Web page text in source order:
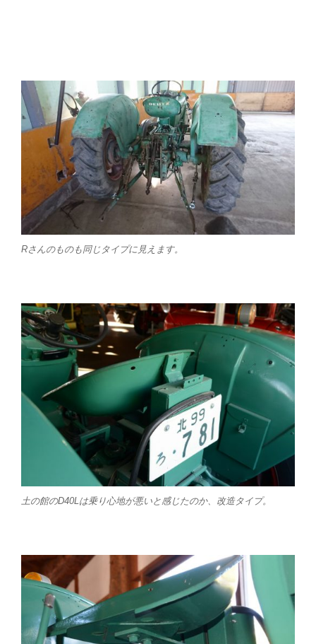
Rさんのものも同じタイプに見えます。
土の館のD40Lは乗り心地が悪いと感じたのか、改造タイプ。